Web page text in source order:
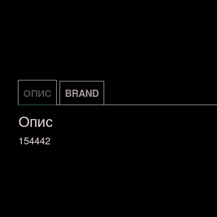
ОПИС BRAND
Опис
154442